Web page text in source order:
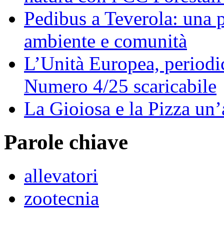
Pedibus a Teverola: una
ambiente e comunità
L’Unità Europea,
Numero 4/25 scaricabile
La Gioiosa e la Pizza
Parole chiave
allevatori
zootecnia